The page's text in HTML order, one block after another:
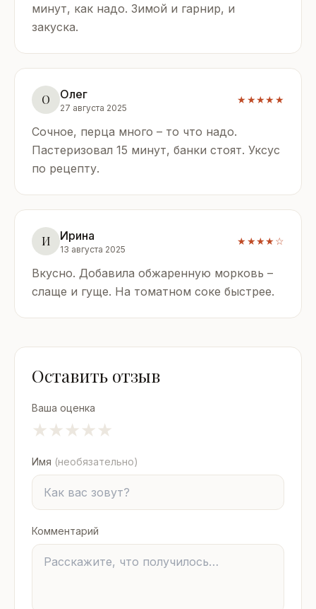
минут, как надо. Зимой и гарнир, и
закуска.
О Олег
27 августа 2025
★★★★★
Сочное, перца много – то что надо.
Пастеризовал 15 минут, банки стоят. Уксус
по рецепту.
И Ирина
13 августа 2025
★★★★☆
Вкусно. Добавила обжаренную морковь –
слаще и гуще. На томатном соке быстрее.
Оставить отзыв
Ваша оценка
★
★
★
★
★
Имя (необязательно)
Комментарий